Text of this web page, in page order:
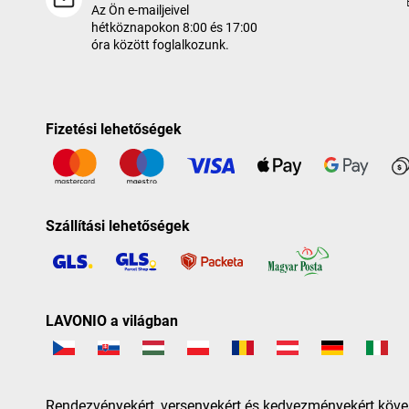
Az Ön e-mailjeivel
hétköznapokon 8:00 és 17:00
óra között foglalkozunk.
Fizetési lehetőségek
Szállítási lehetőségek
LAVONIO a világban